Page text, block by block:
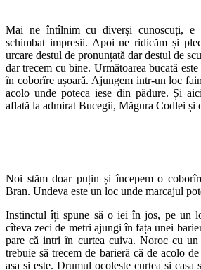
Mai ne întîlnim cu diverși cunoscuți,
schimbat impresii. Apoi ne ridicăm și
urcare destul de pronunțată dar destul de
dar trecem cu bine. Următoarea bucată
în coborîre ușoară. Ajungem intr-un loc
acolo unde poteca iese din pădure. Și
aflată la admirat Bucegii, Măgura Codlei și
Noi stăm doar puțin și începem o
Bran. Undeva este un loc unde marcajul
Instinctul îți spune să o iei în jos, pe un
cîteva zeci de metri ajungi în fața unei
pare că intri în curtea cuiva. Noroc cu
trebuie să trecem de barieră că de acolo
așa și este. Drumul ocolește curtea și casa